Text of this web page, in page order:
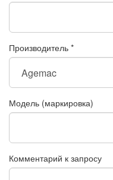
Производитель *
Модель (маркировка)
Комментарий к запросу